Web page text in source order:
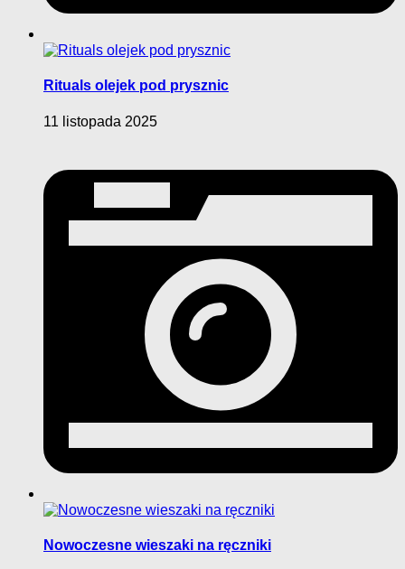
Rituals olejek pod prysznic
11 listopada 2025
Nowoczesne wieszaki na ręczniki